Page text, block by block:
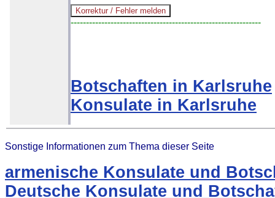
--------------------------------------------------------------
Botschaften in Karlsruhe
Konsulate in Karlsruhe
Sonstige Informationen zum Thema dieser Seite
armenische Konsulate und
Deutsche Konsulate und